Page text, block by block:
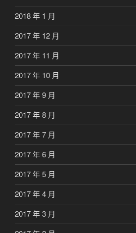
2018 年 1 月
2017 年 12 月
2017 年 11 月
2017 年 10 月
2017 年 9 月
2017 年 8 月
2017 年 7 月
2017 年 6 月
2017 年 5 月
2017 年 4 月
2017 年 3 月